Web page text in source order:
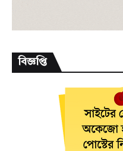
বিজ্ঞপ্তি